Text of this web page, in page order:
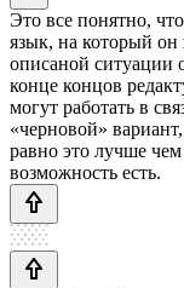
Это все понятно,
язык, на который
описаной ситуации
конце концов
могут работать в
«черновой»
равно это лучше
возможность есть.